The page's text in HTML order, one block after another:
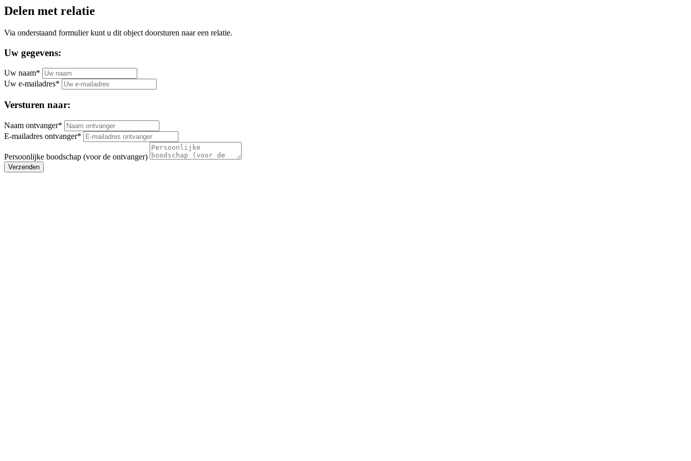
Delen met relatie
Via onderstaand formulier kunt u dit object doorsturen naar een relatie.
Uw gegevens:
Uw naam*
Uw e-mailadres*
Versturen naar:
Naam ontvanger*
E-mailadres ontvanger*
Persoonlijke boodschap (voor de ontvanger)
Verzenden